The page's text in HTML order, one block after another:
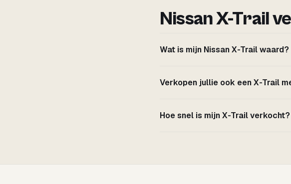
Nissan X-Trail
Wat is mijn Nissan X-Trail waard?
Verkopen jullie ook een X-Trail
Hoe snel is mijn X-Trail verkocht?